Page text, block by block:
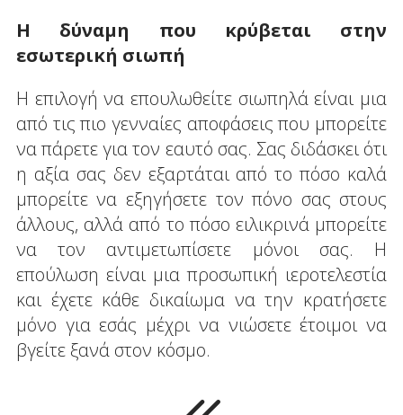
Η δύναμη που κρύβεται στην
εσωτερική σιωπή
Η επιλογή να επουλωθείτε σιωπηλά είναι μια
από τις πιο γενναίες αποφάσεις που μπορείτε
να πάρετε για τον εαυτό σας. Σας διδάσκει ότι
η αξία σας δεν εξαρτάται από το πόσο καλά
μπορείτε να εξηγήσετε τον πόνο σας στους
άλλους, αλλά από το πόσο ειλικρινά μπορείτε
να τον αντιμετωπίσετε μόνοι σας. Η
επούλωση είναι μια προσωπική ιεροτελεστία
και έχετε κάθε δικαίωμα να την κρατήσετε
μόνο για εσάς μέχρι να νιώσετε έτοιμοι να
βγείτε ξανά στον κόσμο.